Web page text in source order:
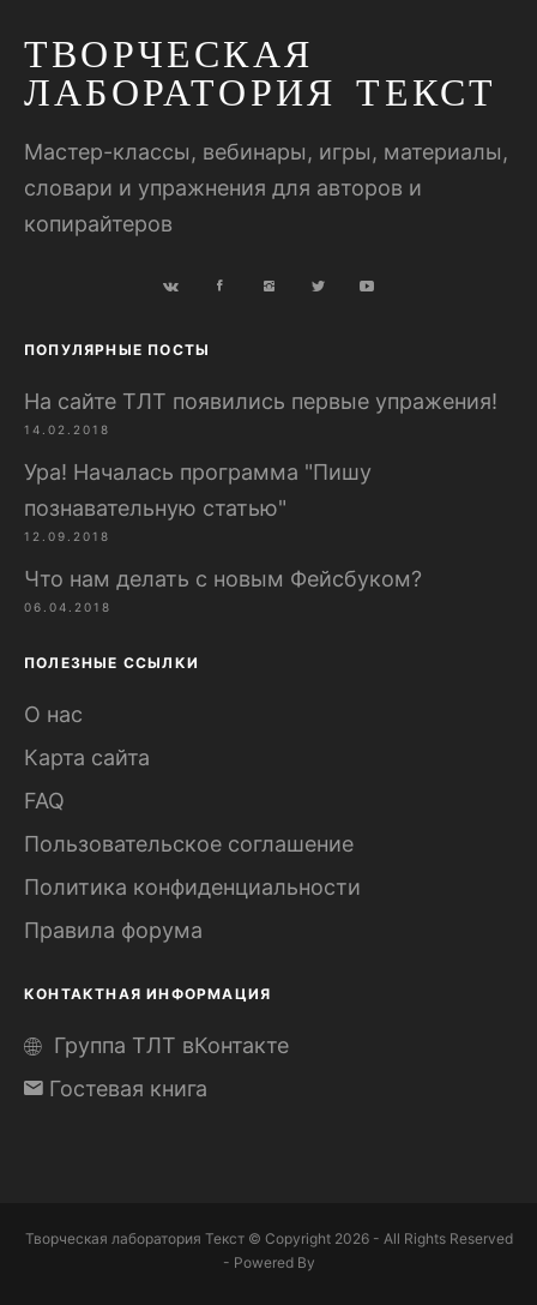
ТВОРЧЕСКАЯ
ЛАБОРАТОРИЯ ТЕКСТ
Мастер-классы, вебинары, игры, материалы,
словари и упражнения для авторов и
копирайтеров
ПОПУЛЯРНЫЕ ПОСТЫ
На сайте ТЛТ появились первые упражения!
14.02.2018
Ура! Началась программа "Пишу
познавательную статью"
12.09.2018
Что нам делать с новым Фейсбуком?
06.04.2018
ПОЛЕЗНЫЕ ССЫЛКИ
О нас
Карта сайта
FAQ
Пользовательское соглашение
Политика конфиденциальности
Правила форума
КОНТАКТНАЯ ИНФОРМАЦИЯ
Группа ТЛТ вКонтакте
Гостевая книга
Творческая лаборатория Текст © Copyright 2026 - All Rights Reserved
- Powered By